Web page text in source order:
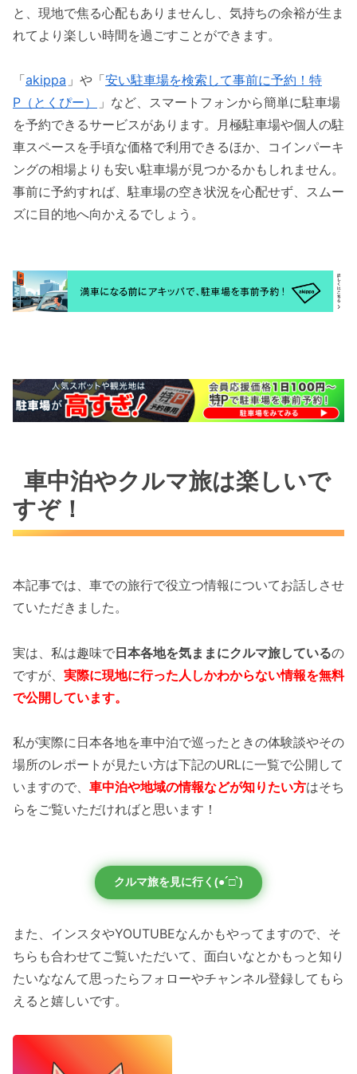
と、現地で焦る心配もありませんし、気持ちの余裕が生ま
れてより楽しい時間を過ごすことができます。
「akippa 」や「安い駐車場を検索して事前に予約！特
P（とくぴー）
」など、スマートフォンから簡単に駐車場
を予約できるサービスがあります。月極駐車場や個人の駐
車スペースを手頃な価格で利用できるほか、コインパーキ
ングの相場よりも安い駐車場が見つかるかもしれません。
事前に予約すれば、駐車場の空き状況を心配せず、スムー
ズに目的地へ向かえるでしょう。
車中泊やクルマ旅は楽しいで
すぞ！
本記事では、車での旅行で役立つ情報についてお話しさせ
ていただきました。
実は、私は趣味で日本各地を気ままにクルマ旅しているの
ですが、 実際に現地に行った人しかわからない情報を無料
で公開しています。
私が実際に日本各地を車中泊で巡ったときの体験談やその
場所のレポートが見たい方は下記のURLに一覧で公開して
いますので、 車中泊や地域の情報などが知りたい方はそち
らをご覧いただければと思います！
クルマ旅を見に行く(●´□`)
また、インスタやYOUTUBEなんかもやってますので、そ
ちらも合わせてご覧いただいて、面白いなとかもっと知り
たいななんて思ったらフォローやチャンネル登録してもら
えると嬉しいです。